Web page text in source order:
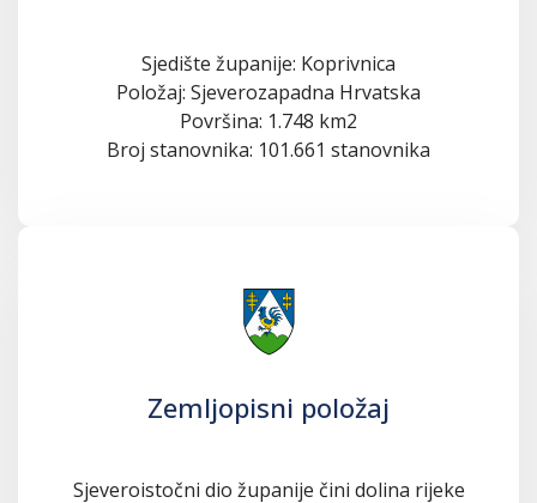
Sjedište županije: Koprivnica
Položaj: Sjeverozapadna Hrvatska
Površina: 1.748 km2
Broj stanovnika: 101.661 stanovnika
Zemljopisni položaj
Sjeveroistočni dio županije čini dolina rijeke